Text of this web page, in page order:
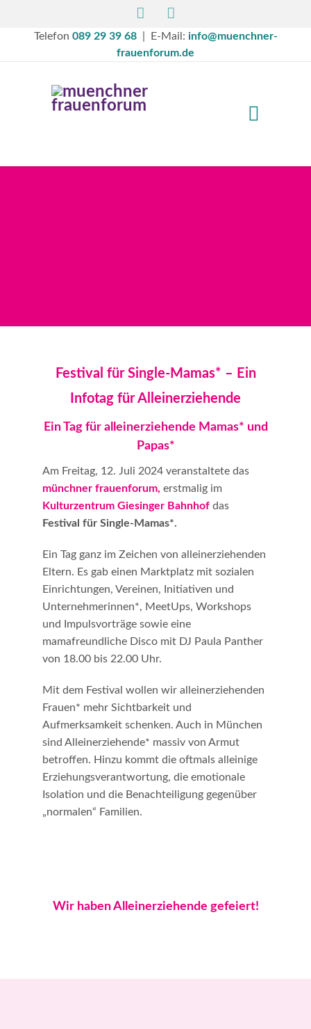
Telefon 089 29 39 68| E-Mail: info@muenchner-
frauenforum.de
Festival für Single-Mamas* – Ein
Infotag für Alleinerziehende
Ein Tag für alleinerziehende Mamas* und
Papas*
Am Freitag, 12. Juli 2024 veranstaltete das
münchner frauenforum, erstmalig im
Kulturzentrum Giesinger Bahnhof das
Festival für Single-Mamas*.
Ein Tag ganz im Zeichen von alleinerziehenden
Eltern. Es gab einen Marktplatz mit sozialen
Einrichtungen, Vereinen, Initiativen und
Unternehmerinnen*, MeetUps, Workshops
und Impulsvorträge sowie eine
mamafreundliche Disco mit DJ Paula Panther
von 18.00 bis 22.00 Uhr.
Mit dem Festival wollen wir alleinerziehenden
Frauen* mehr Sichtbarkeit und
Aufmerksamkeit schenken. Auch in München
sind Alleinerziehende* massiv von Armut
betroffen. Hinzu kommt die oftmals alleinige
Erziehungsverantwortung, die emotionale
Isolation und die Benachteiligung gegenüber
„normalen“ Familien.
Wir haben Alleinerziehende gefeiert!